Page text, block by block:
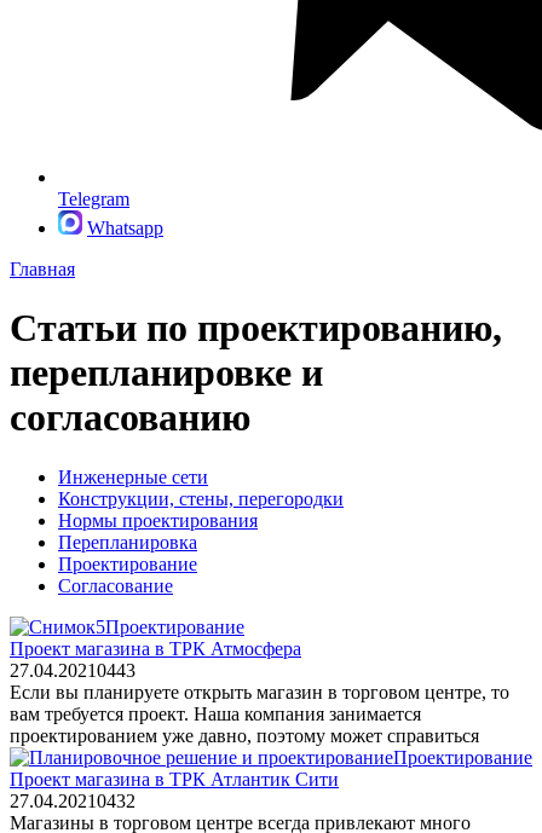
Telegram
Whatsapp
Главная
Статьи по проектированию,
перепланировке и
согласованию
Инженерные сети
Конструкции, стены, перегородки
Нормы проектирования
Перепланировка
Проектирование
Согласование
Проектирование
Проект магазина в ТРК Атмосфера
27.04.20210443
Если вы планируете открыть магазин в торговом центре, то
вам требуется проект. Наша компания занимается
проектированием уже давно, поэтому может справиться
Проектирование
Проект магазина в ТРК Атлантик Сити
27.04.20210432
Магазины в торговом центре всегда привлекают много